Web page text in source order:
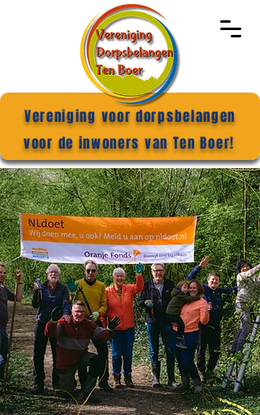
Vereniging voor dorpsbelangen
voor de inwoners van Ten Boer!